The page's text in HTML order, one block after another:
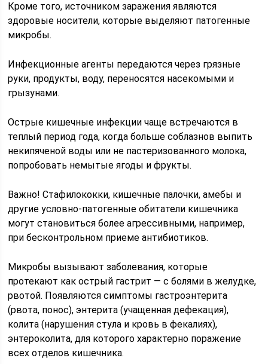
Кроме того, источником заражения являются
здоровые носители, которые выделяют патогенные
микробы.
Инфекционные агенты передаются через грязные
руки, продукты, воду, переносятся насекомыми и
грызунами.
Острые кишечные инфекции чаще встречаются в
теплый период года, когда больше соблазнов выпить
некипяченой воды или не пастеризованного молока,
попробовать немытые ягоды и фрукты.
Важно! Стафилококки, кишечные палочки, амебы и
другие условно-патогенные обитатели кишечника
могут становиться более агрессивными, например,
при бесконтрольном приеме антибиотиков.
Микробы вызывают заболевания, которые
протекают как острый гастрит — с болями в желудке,
рвотой. Появляются симптомы гастроэнтерита
(рвота, понос), энтерита (учащенная дефекация),
колита (нарушения стула и кровь в фекалиях),
энтероколита, для которого характерно поражение
всех отделов кишечника.